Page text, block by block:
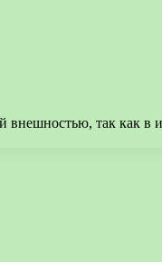
так как